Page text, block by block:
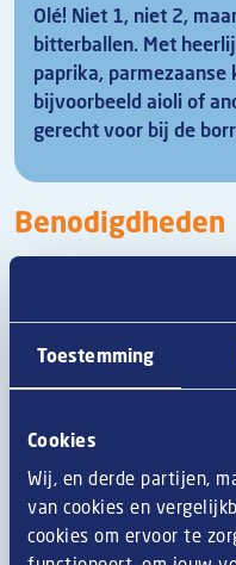
Toestemming
Cookies
Wij, en derde partijen,
van cookies en
cookies om ervoor te
Olé! Niet 1, niet 2,
bitterballen. Met
paprika,
bijvoorbeeld aioli of
gerecht voor bij de
Benodigdheden
30 g chorizo, in blokjes
2 el aïoli
2 el tomaten-tappenade
2 el oude kaasflakes
1 handje pea shoots
2 el Andalusië saus